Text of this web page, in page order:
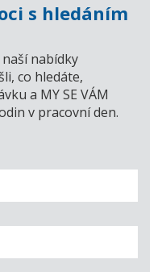
s hledáním
nabídky
co hledáte,
a MY SE VÁM
v pracovní den.